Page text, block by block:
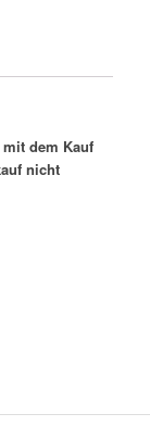
dem Kauf
nicht